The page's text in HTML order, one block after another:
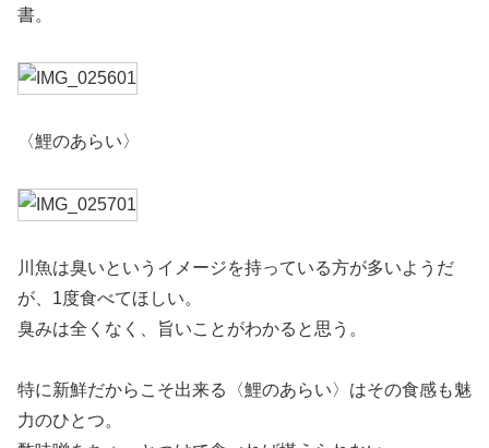
書。
〈鯉のあらい〉
川魚は臭いというイメージを持っている方が多いようだ
が、1度食べてほしい。
臭みは全くなく、旨いことがわかると思う。
特に新鮮だからこそ出来る〈鯉のあらい〉はその食感も魅
力のひとつ。